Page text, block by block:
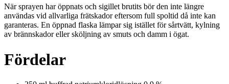
När sprayen har öppnats och sigillet brutits bör den inte längre
användas vid allvarliga frätskador eftersom full spoltid då inte kan
garanteras. En öppnad flaska lämpar sig istället för sårtvätt, kylning
av brännskador eller sköljning av smuts och damm i ögat.
Fördelar